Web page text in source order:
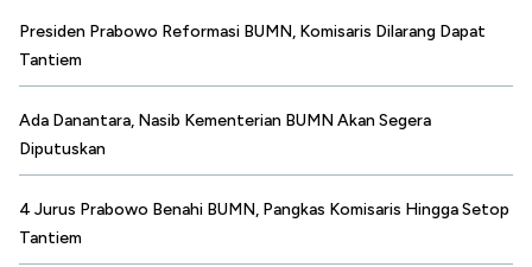
Presiden Prabowo Reformasi BUMN, Komisaris Dilarang Dapat
Tantiem
Ada Danantara, Nasib Kementerian BUMN Akan Segera
Diputuskan
4 Jurus Prabowo Benahi BUMN, Pangkas Komisaris Hingga Setop
Tantiem